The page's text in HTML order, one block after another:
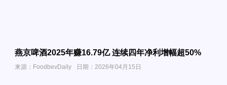
燕京啤酒2025年赚16.79亿 连续四年净利增幅超50%
来源：FoodbevDaily 日期：2026年04月15日